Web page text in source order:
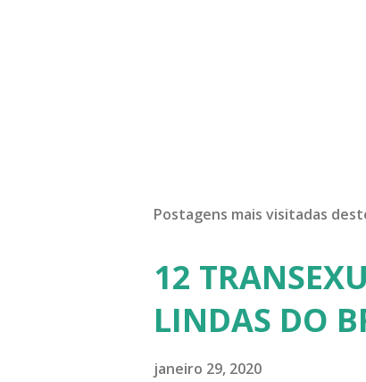
Postagens mais visitadas
12
LINDAS DO
janeiro 29, 2020